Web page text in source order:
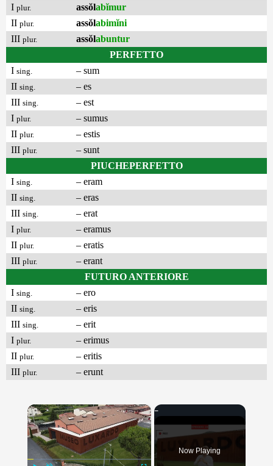
I plur. assŏlabĭmur
II plur. assŏlabimĭni
III plur. assŏlabuntur
PERFETTO
I sing.
– sum
II sing.
– es
III sing.
– est
I plur.
– sumus
II plur.
– estis
III plur.
– sunt
PIUCHEPERFETTO
I sing.
– eram
II sing.
– eras
III sing.
– erat
I plur.
– eramus
II plur.
– eratis
III plur.
– erant
FUTURO ANTERIORE
I sing.
– ero
II sing.
– eris
III sing.
– erit
I plur.
– erimus
II plur.
– eritis
III plur. – erunt
×
Now Playing